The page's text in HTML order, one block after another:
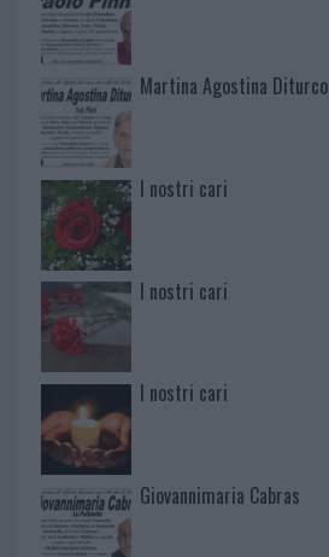
Martina Agostina Diturco
I nostri cari
I nostri cari
I nostri cari
Giovannimaria Cabras